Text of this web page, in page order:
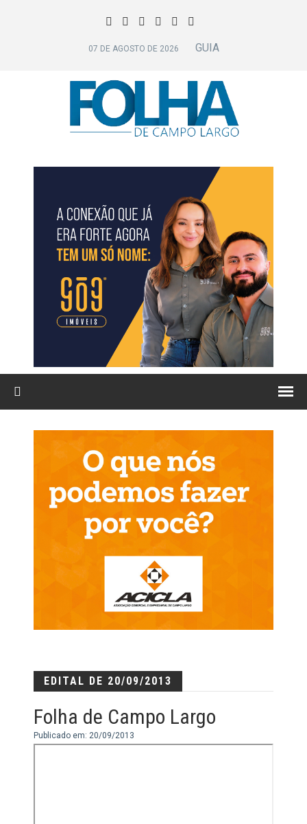
07 DE AGOSTO DE 2026 GUIA
EDITAL DE 20/09/2013
Folha de Campo Largo
Publicado em: 20/09/2013